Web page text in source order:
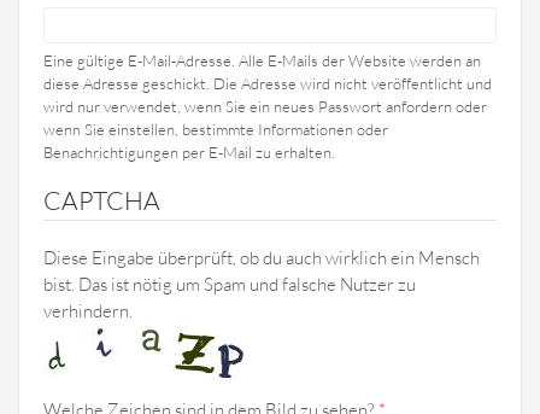
Eine gültige E-Mail-Adresse. Alle E-Mails der Website werden an
diese Adresse geschickt. Die Adresse wird nicht veröffentlicht und
wird nur verwendet, wenn Sie ein neues Passwort anfordern oder
wenn Sie einstellen, bestimmte Informationen oder
Benachrichtigungen per E-Mail zu erhalten.
CAPTCHA
Diese Eingabe überprüft, ob du auch wirklich ein Mensch
bist. Das ist nötig um Spam und falsche Nutzer zu
verhindern.